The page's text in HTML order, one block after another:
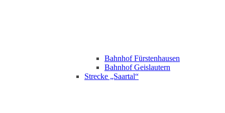
Bahnhof Fürstenhausen
Bahnhof Geislautern
Strecke „Saartal“